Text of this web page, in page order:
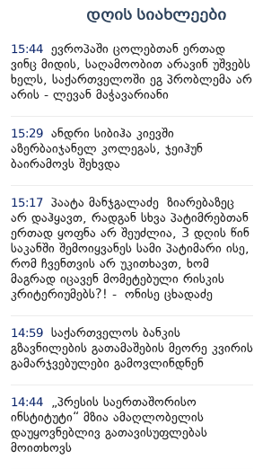
დღის სიახლეები
15:44 ევროპაში ცოლებთან ერთად
ვინც მიდის, საღამოობით არავინ უშვებს
ხელს, საქართველოში ეგ პრობლემა არ
არის - ლევან მაჭავარიანი
15:29 ანდრი სიბიჰა კიევში
აზერბაიჯანელ კოლეგას, ჯეიჰუნ
ბაირამოვს შეხვდა
15:17 პაატა მანჯგალაძე ზიარებაზეც
არ დაჰყავთ, რადგან სხვა პატიმრებთან
ერთად ყოფნა არ შეუძლია, 3 დღის წინ
საკანში შემოიყვანეს სამი პატიმარი ისე,
რომ ჩვენთვის არ უკითხავთ, ხომ
მაგრად იცავენ მომეტებული რისკის
კრიტერიუმებს?! - ონისე ცხადაძე
14:59 საქართველოს ბანკის
გზავნილების გათამაშების მეორე კვირის
გამარჯვებულები გამოვლინდნენ
14:44
„პრესის საერთაშორისო
ინსტიტუტი“ მზია ამაღლობელის
დაუყოვნებლივ გათავისუფლებას
მოითხოვს